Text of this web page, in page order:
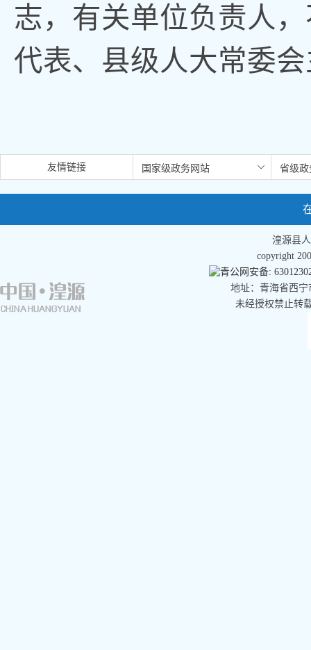
志，有关单位负责人 ，
代表、县级人大常委
友情链接
湟源县
copyright
青公网安备:
地址：青海省西
未经授权禁止转